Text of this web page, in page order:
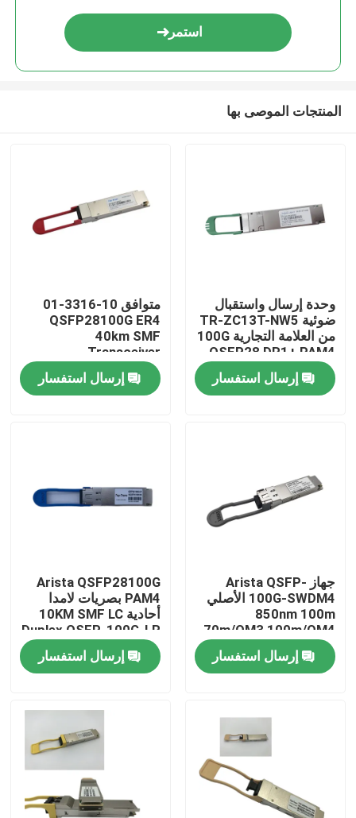
مسكن
جولة في المعمل
اتصل بنا
أخبار
وحدة بصرية 400G/800G
وحدة 100G QSFP28
استمر
المنتجات الموصى بها
وحدة إرسال واستقبال
ضوئية TR-ZC13T-NW5
من العلامة التجارية 100G
QSFP28 DR1+ PAM4
500M
إرسال استفسار
متوافق 10-3316-01
QSFP28100G ER4
40km SMF
Transceiver
إرسال استفسار
جهاز Arista QSFP-
100G-SWDM4 الأصلي
850nm 100m
70m/OM3 100m/OM4
ناقل MMF مزدوج
إرسال استفسار
Arista QSFP28100G
PAM4 بصريات لامدا
أحادية 10KM SMF LC
Duplex QSFP-100G-LR
إرسال استفسار